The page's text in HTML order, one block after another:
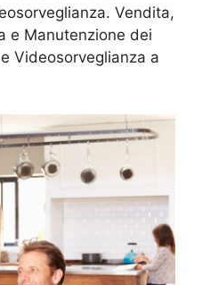
Vendita,
e Manutenzione dei
e Videosorveglianza a